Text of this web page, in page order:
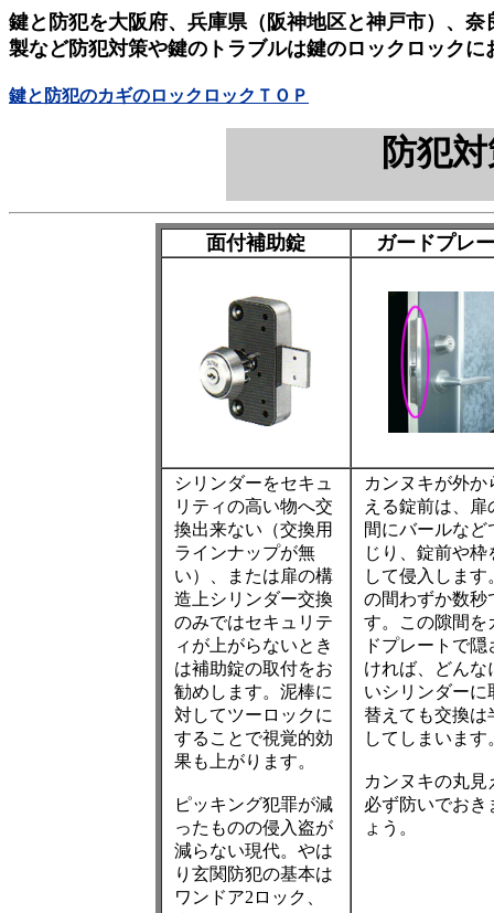
鍵と防犯を大阪府、兵庫県（阪神地区と神戸市）、
製など防犯対策や鍵のトラブルは鍵のロックロックに
鍵と防犯のカギのロックロックＴＯＰ
防犯
面付補助錠 ガードプレ
シリンダーをセキュ
リティの高い物へ交
換出来ない（交換用
ラインナップが無
い）、または扉の構
造上シリンダー交換
のみではセキュリテ
ィが上がらないとき
は補助錠の取付をお
勧めします。泥棒に
対してツーロックに
することで視覚的効
果も上がります。
ピッキング犯罪が減
ったものの侵入盗が
減らない現代。やは
り玄関防犯の基本は
ワンドア2ロック、
カンヌキが外か
える錠前は、扉
間にバールなど
じり、錠前や枠
して侵入します
の間わずか数秒
す。この隙間を
ドプレートで隠
ければ、どんな
いシリンダーに
替えても交換は
してしまいます
カンヌキの丸見
必ず防いでおき
ょう。